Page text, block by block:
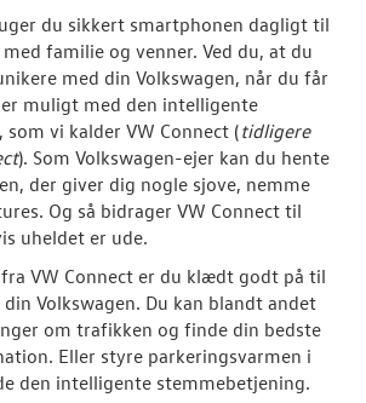
Bestil tid på
Koncepter og
Volkswagen
Service 5+ til
Service 5+
du sikkert smartphonen dagligt til
familie og venner. Ved du, at du
med din Volkswagen, når du får
muligt med den intelligente
som vi kalder VW Connect (tidligere
). Som Volkswagen-ejer kan du hente
der giver dig nogle sjove, nemme
Og så bidrager VW Connect til
uheldet er ude.
VW Connect er du klædt godt på til
Volkswagen. Du kan blandt andet
om trafikken og finde din bedste
Eller styre parkeringsvarmen i
den intelligente stemmebetjening.